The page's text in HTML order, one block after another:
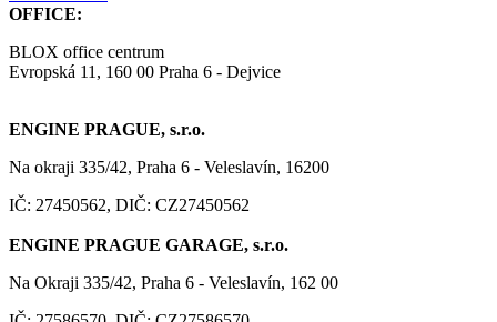
OFFICE:
BLOX office centrum
Evropská 11, 160 00 Praha 6 - Dejvice
ENGINE PRAGUE, s.r.o.
Na okraji 335/42, Praha 6 - Veleslavín, 16200
IČ: 27450562, DIČ: CZ27450562
ENGINE PRAGUE GARAGE, s.r.o.
Na Okraji 335/42, Praha 6 - Veleslavín, 162 00